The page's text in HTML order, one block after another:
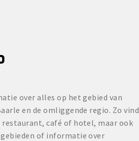
over alles op het gebied van
en de omliggende regio. Zo vind
restaurant, café of hotel, maar ook
of informatie over